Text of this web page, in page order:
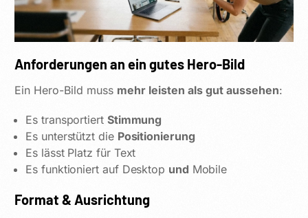
Anforderungen an ein gutes Hero-Bild
Ein Hero-Bild muss mehr leisten als gut aussehen:
Es transportiert Stimmung
Es unterstützt die Positionierung
Es lässt Platz für Text
Es funktioniert auf Desktop und Mobile
Format & Ausrichtung